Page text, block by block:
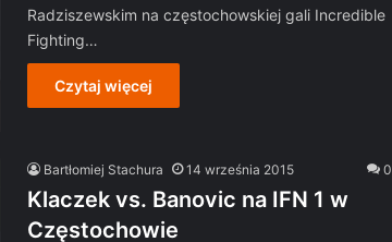
Radziszewskim na częstochowskiej gali Incredible
Fighting…
Czytaj więcej
Bartłomiej Stachura 14 września 2015 0
Klaczek vs. Banovic na IFN 1 w
Częstochowie